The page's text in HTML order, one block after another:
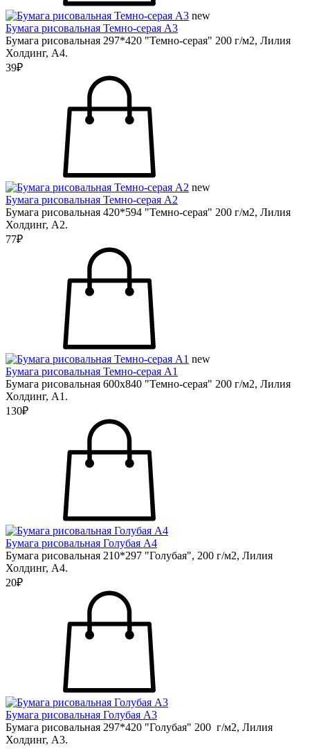
new
Бумага рисовальная Темно-серая А3
Бумага рисовальная 297*420 "Темно-серая" 200 г/м2, Лилия
Холдинг, А4.
39₽
new
Бумага рисовальная Темно-серая А2
Бумага рисовальная 420*594 "Темно-серая" 200 г/м2, Лилия
Холдинг, А2.
77₽
new
Бумага рисовальная Темно-серая А1
Бумага рисовальная 600х840 "Темно-серая" 200 г/м2, Лилия
Холдинг, А1.
130₽
Бумага рисовальная Голубая А4
Бумага рисовальная 210*297 "Голубая", 200 г/м2, Лилия
Холдинг, А4.
20₽
Бумага рисовальная Голубая А3
Бумага рисовальная 297*420 "Голубая" 200 г/м2, Лилия
Холдинг, А3.